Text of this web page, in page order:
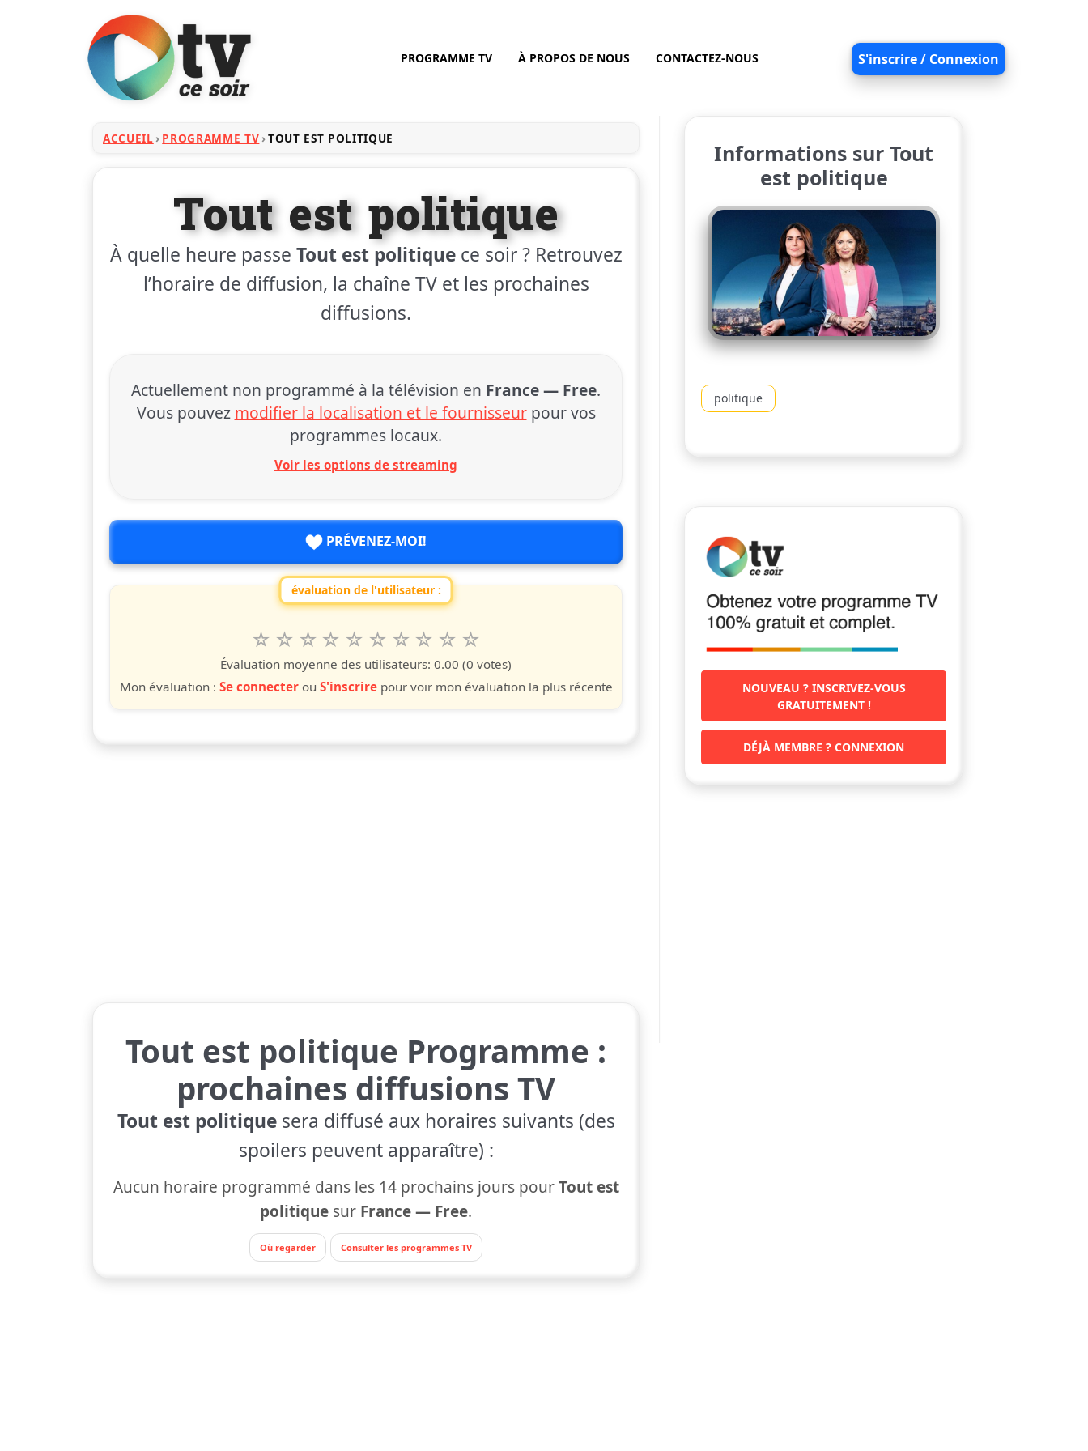
PROGRAMME TV À PROPOS DE NOUS CONTACTEZ-NOUS S'inscrire / Connexion
ACCUEIL PROGRAMME TV TOUT EST POLITIQUE
Tout est politique
À quelle heure passe Tout est politiquece soir ? Retrouvez
l’horaire de diffusion, la chaîne TV et les prochaines
diffusions.
Actuellement non programmé à la télévision en France — Free.
Vous pouvez modifier la localisation et le fournisseurpour vos
programmes locaux.
Voir les options de streaming
PRÉVENEZ-MOI!
évaluation de l'utilisateur :
Valuta questo spettacolo da 1 a 10 étoiles
10
étoiles
9
étoiles
8
étoiles
7
étoiles
6
étoiles
5
étoiles
4
étoiles
3
étoiles
2
étoiles
étoile
Évaluation moyenne des utilisateurs: 0.00 (0 votes)
Mon évaluation : Se connecterou S'inscrirepour voir mon évaluation la plus récente
Tout est politique Programme :
prochaines diffusions TV
Tout est politiquesera diffusé aux horaires suivants (des
spoilers peuvent apparaître) :
Aucun horaire programmé dans les 14 prochains jours pourTout est
politique sur France — Free.
Où regarder Consulter les programmes TV
Informations sur Tout
est politique
politique
NOUVEAU ? INSCRIVEZ-VOUS
GRATUITEMENT !
DÉJÀ MEMBRE ? CONNEXION